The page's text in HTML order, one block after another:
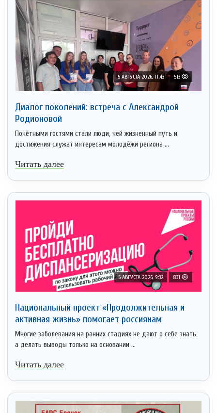
5 АВГУСТА 2026, 11:43 513
Диалог поколений: встреча с Александрой
Родионовой
Почётными гостями стали люди, чей жизненный путь и
достижения служат интересам молодёжи региона ...
Читать далее
5 АВГУСТА 2026, 9:32 831
Национальный проект «Продолжительная и
активная жизнь» помогает россиянам
Многие заболевания на ранних стадиях не дают о себе знать,
а делать выводы только на основании ...
Читать далее